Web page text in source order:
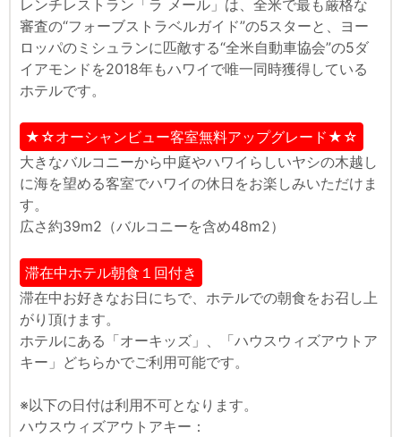
レンチレストラン「ラ メール」は、全米で最も厳格な
審査の“フォーブストラベルガイド”の5スターと、ヨー
ロッパのミシュランに匹敵する“全米自動車協会”の5ダ
イアモンドを2018年もハワイで唯一同時獲得している
ホテルです。
★☆オーシャンビュー客室無料アップグレード★☆
大きなバルコニーから中庭やハワイらしいヤシの木越し
に海を望める客室でハワイの休日をお楽しみいただけま
す。
広さ約39m2（バルコニーを含め48m2）
滞在中ホテル朝食１回付き
滞在中お好きなお日にちで、ホテルでの朝食をお召し上
がり頂けます。
ホテルにある「オーキッズ」、「ハウスウィズアウトア
キー」どちらかでご利用可能です。
※以下の日付は利用不可となります。
ハウスウィズアウトアキー：